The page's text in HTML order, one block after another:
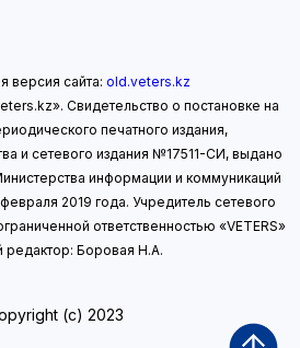
версия сайта: old.veters.kz
Свидетельство о постановке на
печатного издания,
и сетевого издания №17511-СИ, выдано
информации и коммуникаций
2019 года. Учредитель сетевого
ответственностью «VETERS»
редактор: Боровая Н.А.
(с) 2023